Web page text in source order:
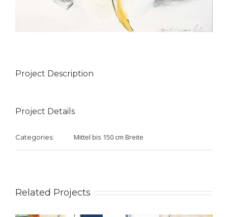
Project Description
Project Details
Categories: Mittel bis 150 cm Breite
Related Projects